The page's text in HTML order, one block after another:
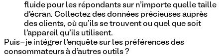
fluide pour les répondants sur n'importe quelle taille
d'écran. Collectez des données précieuses auprès
des clients, où qu'ils se trouvent ou quel que soit
l'appareil qu'ils utilisent.
Puis-je intégrer l’enquête sur les préférences des
consommateurs à d’autres outils ?